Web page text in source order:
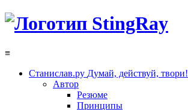
≡
Станислав.ру Думай, действуй, твори!
Автор
Резюме
Принципы